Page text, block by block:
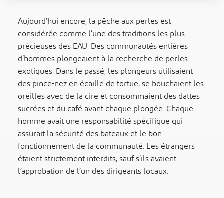
Aujourd’hui encore, la pêche aux perles est
considérée comme l’une des traditions les plus
précieuses des EAU. Des communautés entières
d’hommes plongeaient à la recherche de perles
exotiques. Dans le passé, les plongeurs utilisaient
des pince-nez en écaille de tortue, se bouchaient les
oreilles avec de la cire et consommaient des dattes
sucrées et du café avant chaque plongée. Chaque
homme avait une responsabilité spécifique qui
assurait la sécurité des bateaux et le bon
fonctionnement de la communauté. Les étrangers
étaient strictement interdits, sauf s’ils avaient
l’approbation de l’un des dirigeants locaux.